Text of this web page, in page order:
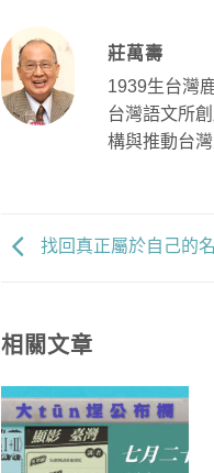
莊萬壽
1939生台灣
台灣語文所
構與推動台
找回真正屬於自己的
相關文章